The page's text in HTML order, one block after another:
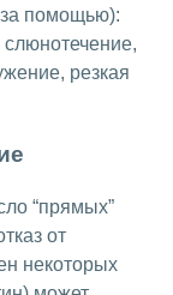
за помощью):
резкая
“прямых”
от
некоторых